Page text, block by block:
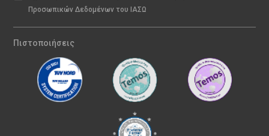
Προσωπικών Δεδομένων του ΙΑΣΩ
Πιστοποιήσεις